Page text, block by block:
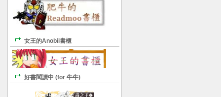
女王的Anobii書櫃
好書閱讀中 (for 牛牛)